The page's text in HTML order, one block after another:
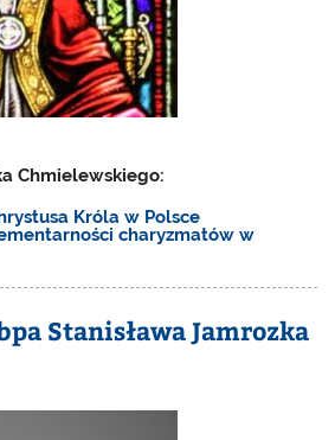
Chmielewskiego:
Króla w Polsce
charyzmatów w
Stanisława Jamrozka